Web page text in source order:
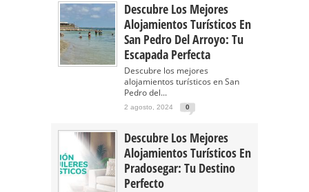
Descubre Los Mejores
Alojamientos Turísticos En
San Pedro Del Arroyo: Tu
Escapada Perfecta
Descubre los mejores
alojamientos turísticos en San
Pedro del...
2 agosto, 2024 0
Descubre Los Mejores
Alojamientos Turísticos En
Pradosegar: Tu Destino
Perfecto